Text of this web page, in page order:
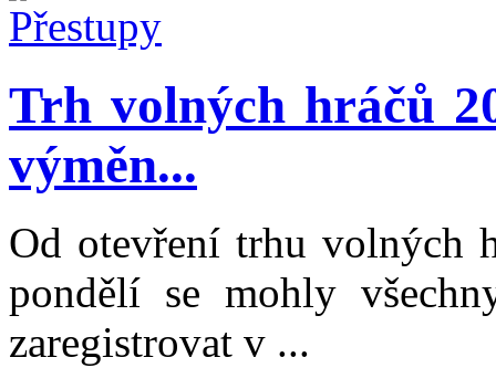
Trh volných hráčů
výměn...
Od otevření trhu volných
pondělí se mohly
zaregistrovat v ...